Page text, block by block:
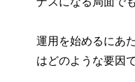
運用を始めるにあ
はどのような要因